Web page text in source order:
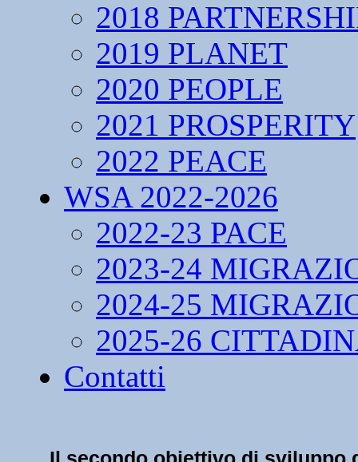
2018
2019 PLANET
2020 PEOPLE
2021 PROSPERITY
2022 PEACE
WSA 2022-2026
2022-23 PACE
2023-24
2024-25
2025-26
Contatti